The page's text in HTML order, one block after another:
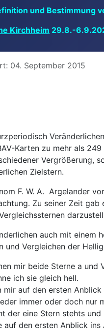
und Bestimmung
Kirchheim 29.8.-
04. September 2015
Karten zu mehr als
Vergrößerung,
Zielstern.
F. W. A. Argelander
Zu seiner Zeit
auch mit einem
und Vergleichen der
mir beide Sterne a
ich sie gleich hell.
mir auf den ersten
immer oder doch nur
der eine Stern stehts
auf den ersten Anblick